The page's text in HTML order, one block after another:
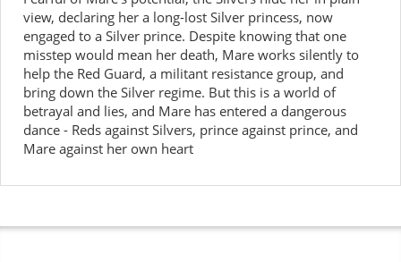
view, declaring her a long-lost Silver princess, now
engaged to a Silver prince. Despite knowing that one
misstep would mean her death, Mare works silently to
help the Red Guard, a militant resistance group, and
bring down the Silver regime. But this is a world of
betrayal and lies, and Mare has entered a dangerous
dance - Reds against Silvers, prince against prince, and
Mare against her own heart